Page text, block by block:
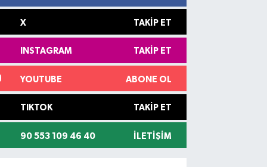
X TAKIP ET
INSTAGRAM TAKIP ET
YOUTUBE ABONE OL
TIKTOK TAKIP ET
90 553 109 46 40 İLETIŞIM